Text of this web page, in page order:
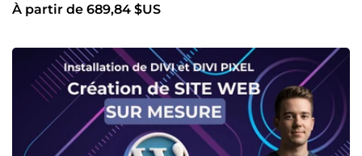
À partir de 689,84 $US